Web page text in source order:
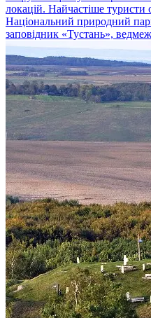
локацій. Найчастіше туристи
Національний природний
заповідник «Тустань»,